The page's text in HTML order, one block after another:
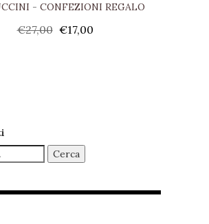
- CONFEZIONI REGALO
€27,00 €17,00
Cerca